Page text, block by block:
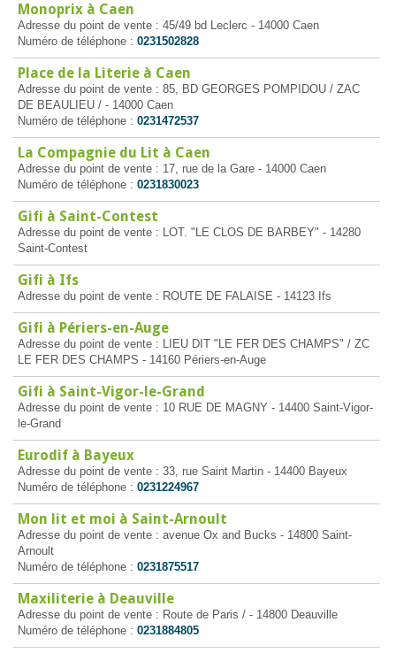
Monoprix à Caen
Adresse du point de vente : 45/49 bd Leclerc - 14000 Caen
Numéro de téléphone : 0231502828
Place de la Literie à Caen
Adresse du point de vente : 85, BD GEORGES POMPIDOU / ZAC
DE BEAULIEU / - 14000 Caen
Numéro de téléphone : 0231472537
La Compagnie du Lit à Caen
Adresse du point de vente : 17, rue de la Gare - 14000 Caen
Numéro de téléphone : 0231830023
Gifi à Saint-Contest
Adresse du point de vente : LOT. "LE CLOS DE BARBEY" - 14280
Saint-Contest
Gifi à Ifs
Adresse du point de vente : ROUTE DE FALAISE - 14123 Ifs
Gifi à Périers-en-Auge
Adresse du point de vente : LIEU DIT "LE FER DES CHAMPS" / ZC
LE FER DES CHAMPS - 14160 Périers-en-Auge
Gifi à Saint-Vigor-le-Grand
Adresse du point de vente : 10 RUE DE MAGNY - 14400 Saint-Vigor-
le-Grand
Eurodif à Bayeux
Adresse du point de vente : 33, rue Saint Martin - 14400 Bayeux
Numéro de téléphone : 0231224967
Mon lit et moi à Saint-Arnoult
Adresse du point de vente : avenue Ox and Bucks - 14800 Saint-
Arnoult
Numéro de téléphone : 0231875517
Maxiliterie à Deauville
Adresse du point de vente : Route de Paris / - 14800 Deauville
Numéro de téléphone : 0231884805